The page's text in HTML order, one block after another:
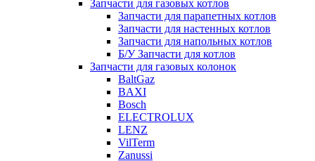
Запчасти для газовых котлов
Запчасти для парапетных котлов
Запчасти для настенных котлов
Запчасти для напольных котлов
Б/У Запчасти для котлов
Запчасти для газовых колонок
BaltGaz
BAXI
Bosch
ELECTROLUX
LENZ
VilTerm
Zanussi